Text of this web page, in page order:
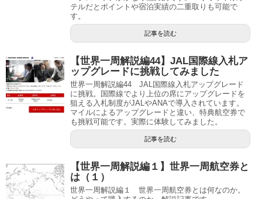
テルだとポイントや宿泊実績の二重取りも可能で
す。
記事を読む
【世界一周解説編44】JAL国際線入札ア
ップグレードに挑戦してみました
世界一周解説編44 JAL国際線入札アップグレード
に挑戦。国際線でより上位の席にアップグレードを
狙える入札制度がJALやANAで導入されています。
マイルによるアップグレードと違い、特典航空券で
も挑戦可能です。実際に体験してみました。
記事を読む
【世界一周解説編１】世界一周航空券と
は（１）
世界一周解説編１ 世界一周航空券とは何なのか。